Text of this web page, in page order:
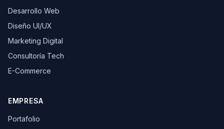
Desarrollo Web
Diseño UI/UX
Marketing Digital
Consultoría Tech
E-Commerce
EMPRESA
Portafolio